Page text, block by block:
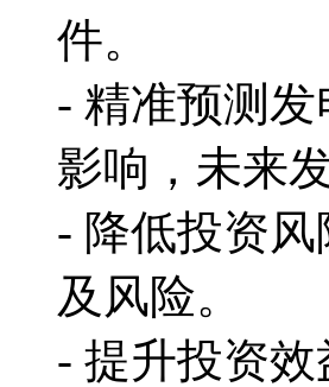
件。
- 精准预测
影响，未
- 降低投资
及风险。
- 提升投资